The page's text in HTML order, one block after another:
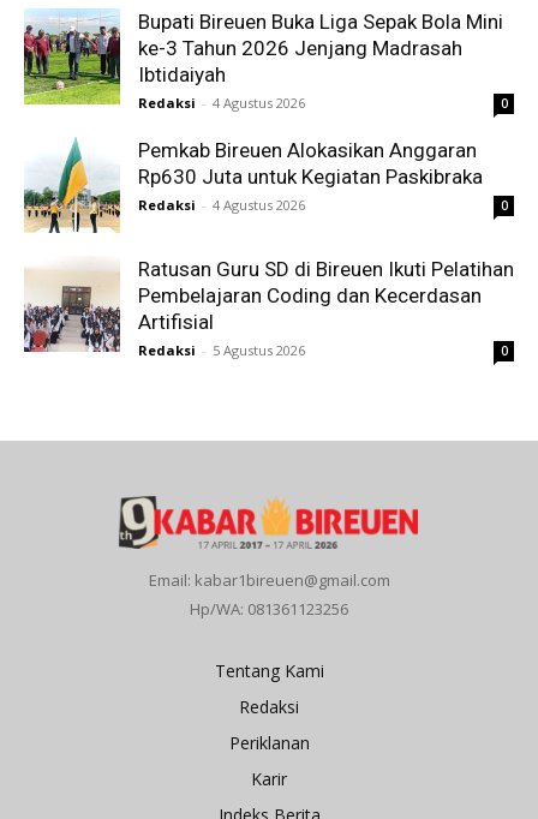
Bupati Bireuen Buka Liga Sepak Bola Mini
ke-3 Tahun 2026 Jenjang Madrasah
Ibtidaiyah
Redaksi - 4 Agustus 2026 0
Pemkab Bireuen Alokasikan Anggaran
Rp630 Juta untuk Kegiatan Paskibraka
Redaksi - 4 Agustus 2026 0
Ratusan Guru SD di Bireuen Ikuti Pelatihan
Pembelajaran Coding dan Kecerdasan
Artifisial
Redaksi - 5 Agustus 2026 0
Email: kabar1bireuen@gmail.com
Hp/WA: 081361123256
Tentang Kami
Redaksi
Periklanan
Karir